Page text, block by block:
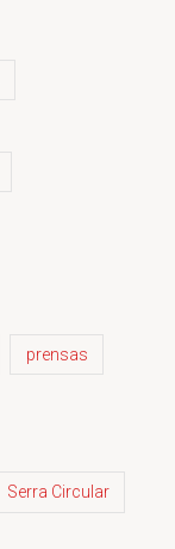
prensas
Serra Circular